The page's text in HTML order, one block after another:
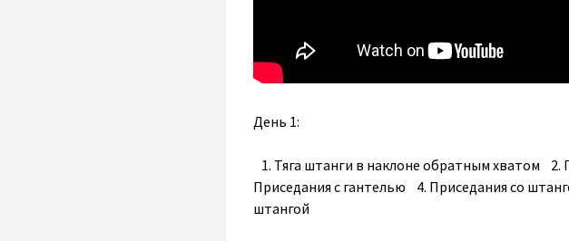
День 1:
1. Тяга штанги в наклоне обратным хватом
Приседания с гантелью 4. Приседания со
штангой